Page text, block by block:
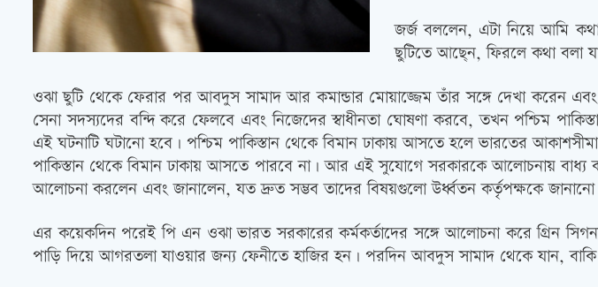
জর্জ বললেন, এটা নিয়ে আমি
ছুটিতে আছ্নে, ফিরলে কথা বলা
ওঝা ছুটি থেকে ফেরার পর আবদুস সামাদ আর কমান্ডার মোয়াজ্জেম তাঁর সঙ্গে দেখা করেন এবং
সেনা সদস্যদের বন্দি করে ফেলবে এবং নিজেদের স্বাধীনতা ঘোষণা করবে, তখন পশ্চিম
এই ঘটনাটি ঘটানো হবে। পশ্চিম পাকিস্তান থেকে বিমান ঢাকায় আসতে হলে ভারতের
পাকিস্তান থেকে বিমান ঢাকায় আসতে পারবে না। আর এই সুযোগে সরকারকে আলোচনায় বাধ্য
আলোচনা করলেন এবং জানালেন, যত দ্রুত সম্ভব তাদের বিষয়গুলো উর্ধ্বতন কর্তৃপক্ষকে
এর কয়েকদিন পরেই পি এন ওঝা ভারত সরকারের কর্মকর্তাদের সঙ্গে আলোচনা করে গ্রিন
পাড়ি দিয়ে আগরতলা যাওয়ার জন্য ফেনীতে হাজির হন। পরদিন আবদুস সামাদ থেকে যান,